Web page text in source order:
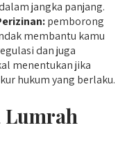
jangka panjang.
pemborong
membantu kamu
dan juga
menentukan jika
hukum yang berlaku.
Lumrah